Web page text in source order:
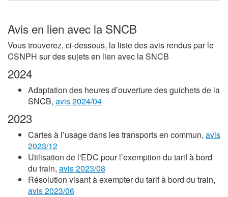
Avis en lien avec la SNCB
Vous trouverez, ci-dessous, la liste des avis rendus par le
CSNPH sur des sujets en lien avec la SNCB
2024
Adaptation des heures d’ouverture des guichets de la
SNCB, avis 2024/04
2023
Cartes à l’usage dans les transports en commun, avis
2023/12
Utilisation de l'EDC pour l’exemption du tarif à bord
du train, avis 2023/08
Résolution visant à exempter du tarif à bord du train,
avis 2023/06